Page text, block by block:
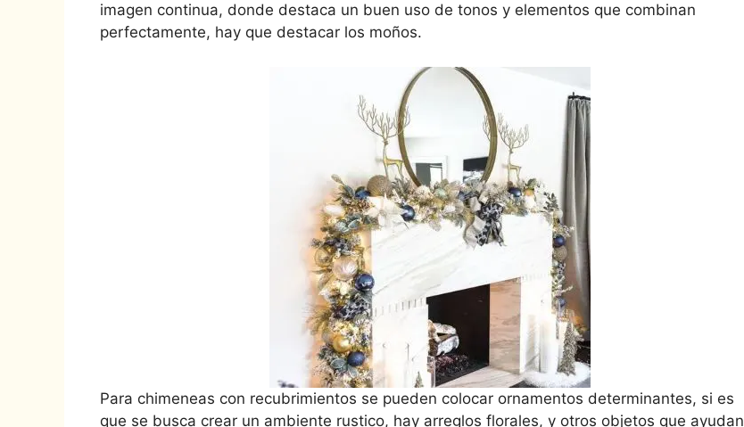
imagen continua, donde destaca un buen uso de tonos y elementos que combinan
perfectamente, hay que destacar los moños.
Para chimeneas con recubrimientos se pueden colocar ornamentos determinantes, si es
que se busca crear un ambiente rustico, hay arreglos florales, y otros objetos que ayudan